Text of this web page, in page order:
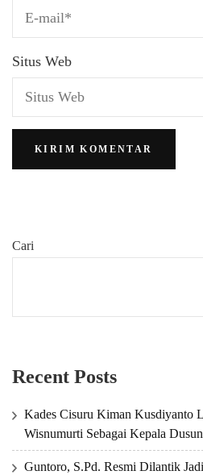
Situs Web
Cari
Recent Posts
Kades Cisuru Kiman Kusdiyanto
Wisnumurti Sebagai Kepala
Guntoro, S.Pd. Resmi Dilantik